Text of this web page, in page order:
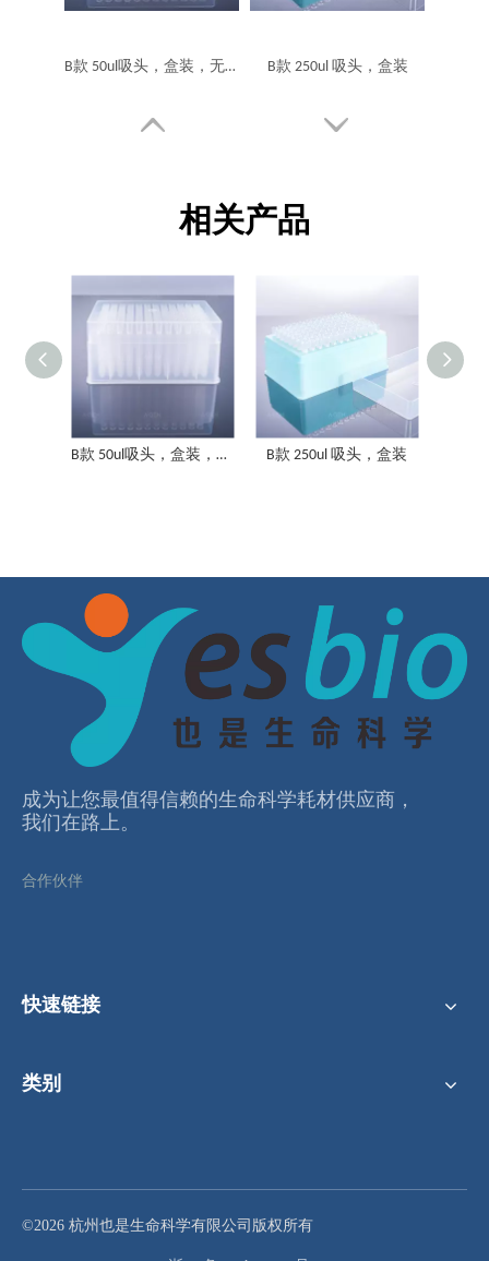
B款 50ul吸头，盒装，无菌，滤芯,低吸附 B款 250ul 吸头，盒装
B款 250ul吸头，盒装，低吸附 B款 250ul 吸头，盒装 无菌
相关产品
B款 50ul吸头，盒装，无菌，滤芯,低吸附 B款 250ul 吸头，盒装
成为让您最值得信赖的⽣命科学耗材供应商，
我们在路上。
合作伙伴
快速链接
类别
©2026 杭州也是生命科学有限公司版权所有